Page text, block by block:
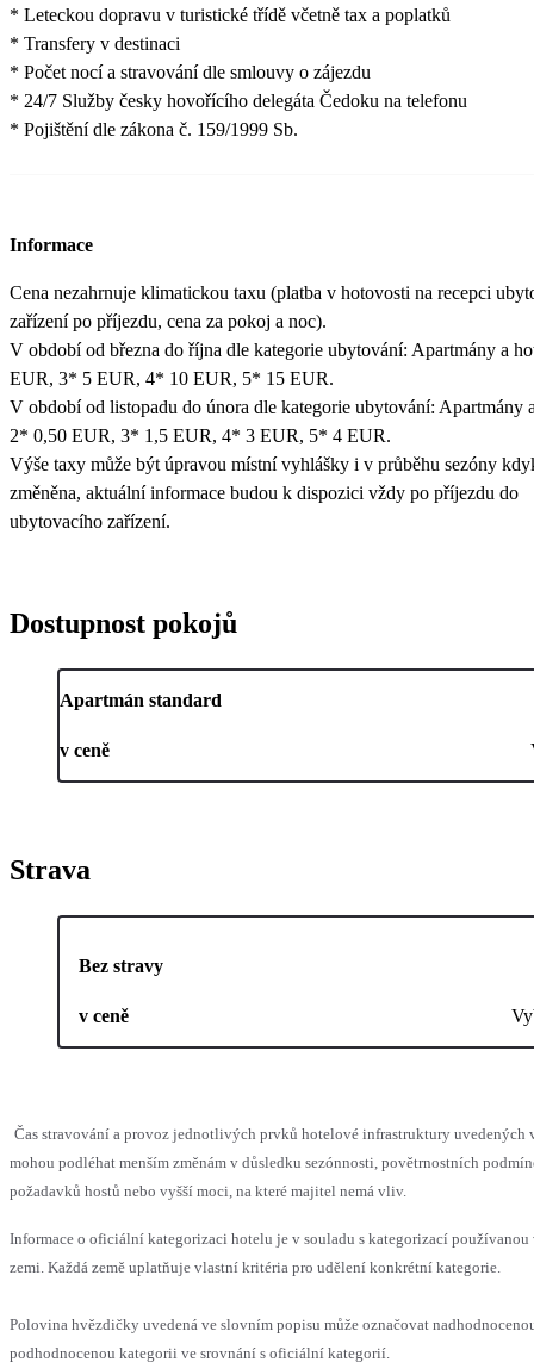
* Leteckou dopravu v turistické třídě včetně tax a poplatků
* Transfery v destinaci
* Počet nocí a stravování dle smlouvy o zájezdu
* 24/7 Služby česky hovořícího delegáta Čedoku na telefonu
* Pojištění dle zákona č. 159/1999 Sb.
Informace
Cena nezahrnuje klimatickou taxu (platba v hotovosti na recepci
zařízení po příjezdu, cena za pokoj a noc).
V období od března do října dle kategorie ubytování: Apartmány a
EUR, 3* 5 EUR, 4* 10 EUR, 5* 15 EUR.
V období od listopadu do února dle kategorie ubytování: Apartmány
2* 0,50 EUR, 3* 1,5 EUR, 4* 3 EUR, 5* 4 EUR.
Výše taxy může být úpravou místní vyhlášky i v průběhu sezóny
změněna, aktuální informace budou k dispozici vždy po příjezdu do
ubytovacího zařízení.
Dostupnost pokojů
Apartmán standard
v ceně
Strava
Bez stravy
v ceně
Čas stravování a provoz jednotlivých prvků hotelové infrastruktury uvedených
mohou podléhat menším změnám v důsledku sezónnosti, povětrnostních
požadavků hostů nebo vyšší moci, na které majitel nemá vliv.
Informace o oficiální kategorizaci hotelu je v souladu s kategorizací používanou
zemi. Každá země uplatňuje vlastní kritéria pro udělení konkrétní kategorie.
Polovina hvězdičky uvedená ve slovním popisu může označovat
podhodnocenou kategorii ve srovnání s oficiální kategorií.